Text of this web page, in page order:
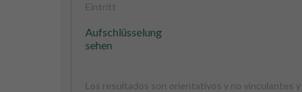
Eintritt
Aufschlüsselung
sehen
Los resultados son orientativos y no vinculantes y